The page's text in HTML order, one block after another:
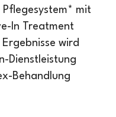
mit
In Treatment
wird
Dienstleistung
Behandlung